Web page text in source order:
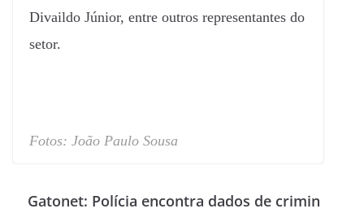
Divaildo Júnior, entre outros representantes do
setor.
Fotos: João Paulo Sousa
Gatonet: Polícia encontra dados de crimin